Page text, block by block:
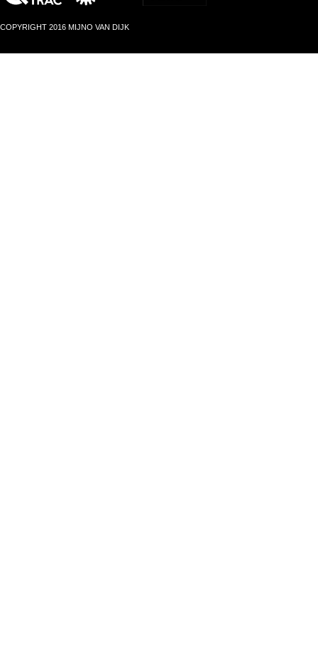
COPYRIGHT 2016 MIJNO VAN DIJK